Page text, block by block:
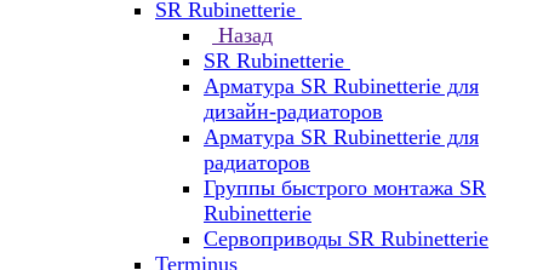
SR Rubinetterie
Назад
SR Rubinetterie
Арматура SR Rubinetterie для
дизайн-радиаторов
Арматура SR Rubinetterie для
радиаторов
Группы быстрого монтажа SR
Rubinetterie
Сервоприводы SR Rubinetterie
Terminus